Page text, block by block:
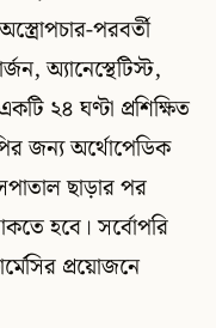
পরবর্তী
অ্যানেস্থেটিস্ট,
২৪ ঘণ্টা প্রশিক্ষিত
জন্য অর্থোপেডিক
ছাড়ার পর
হবে। সর্বোপরি
প্রয়োজনে